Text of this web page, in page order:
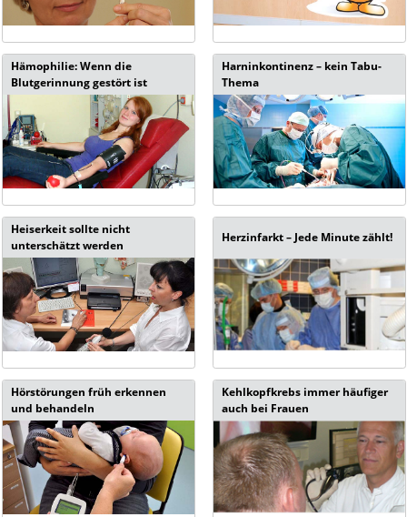
Hämophilie: Wenn die
Blutgerinnung gestört ist
Harninkontinenz – kein Tabu-
Thema
Heiserkeit sollte nicht
unterschätzt werden
Herzinfarkt – Jede Minute zählt!
Hörstörungen früh erkennen
und behandeln
Kehlkopfkrebs immer häufiger
auch bei Frauen